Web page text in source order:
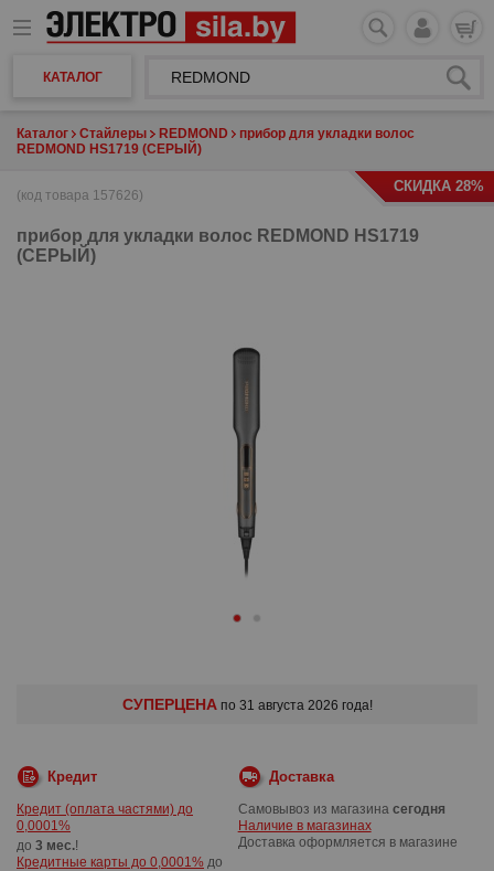
КАТАЛОГ
Каталог Стайлеры REDMOND
прибор для укладки волос
REDMOND HS1719 (СЕРЫЙ)
(код товара 157626)
СКИДКА 28%
прибор для укладки волос REDMOND HS1719
(СЕРЫЙ)
СУПЕРЦЕНАпо 31 августа 2026 года!
Кредит
Кредит (оплата частями) до
0,0001%
до 3 мес.!
Кредитные карты до 0,0001% до
Доставка
Самовывоз из магазина сегодня
Наличие в магазинах
Доставка оформляется в магазине